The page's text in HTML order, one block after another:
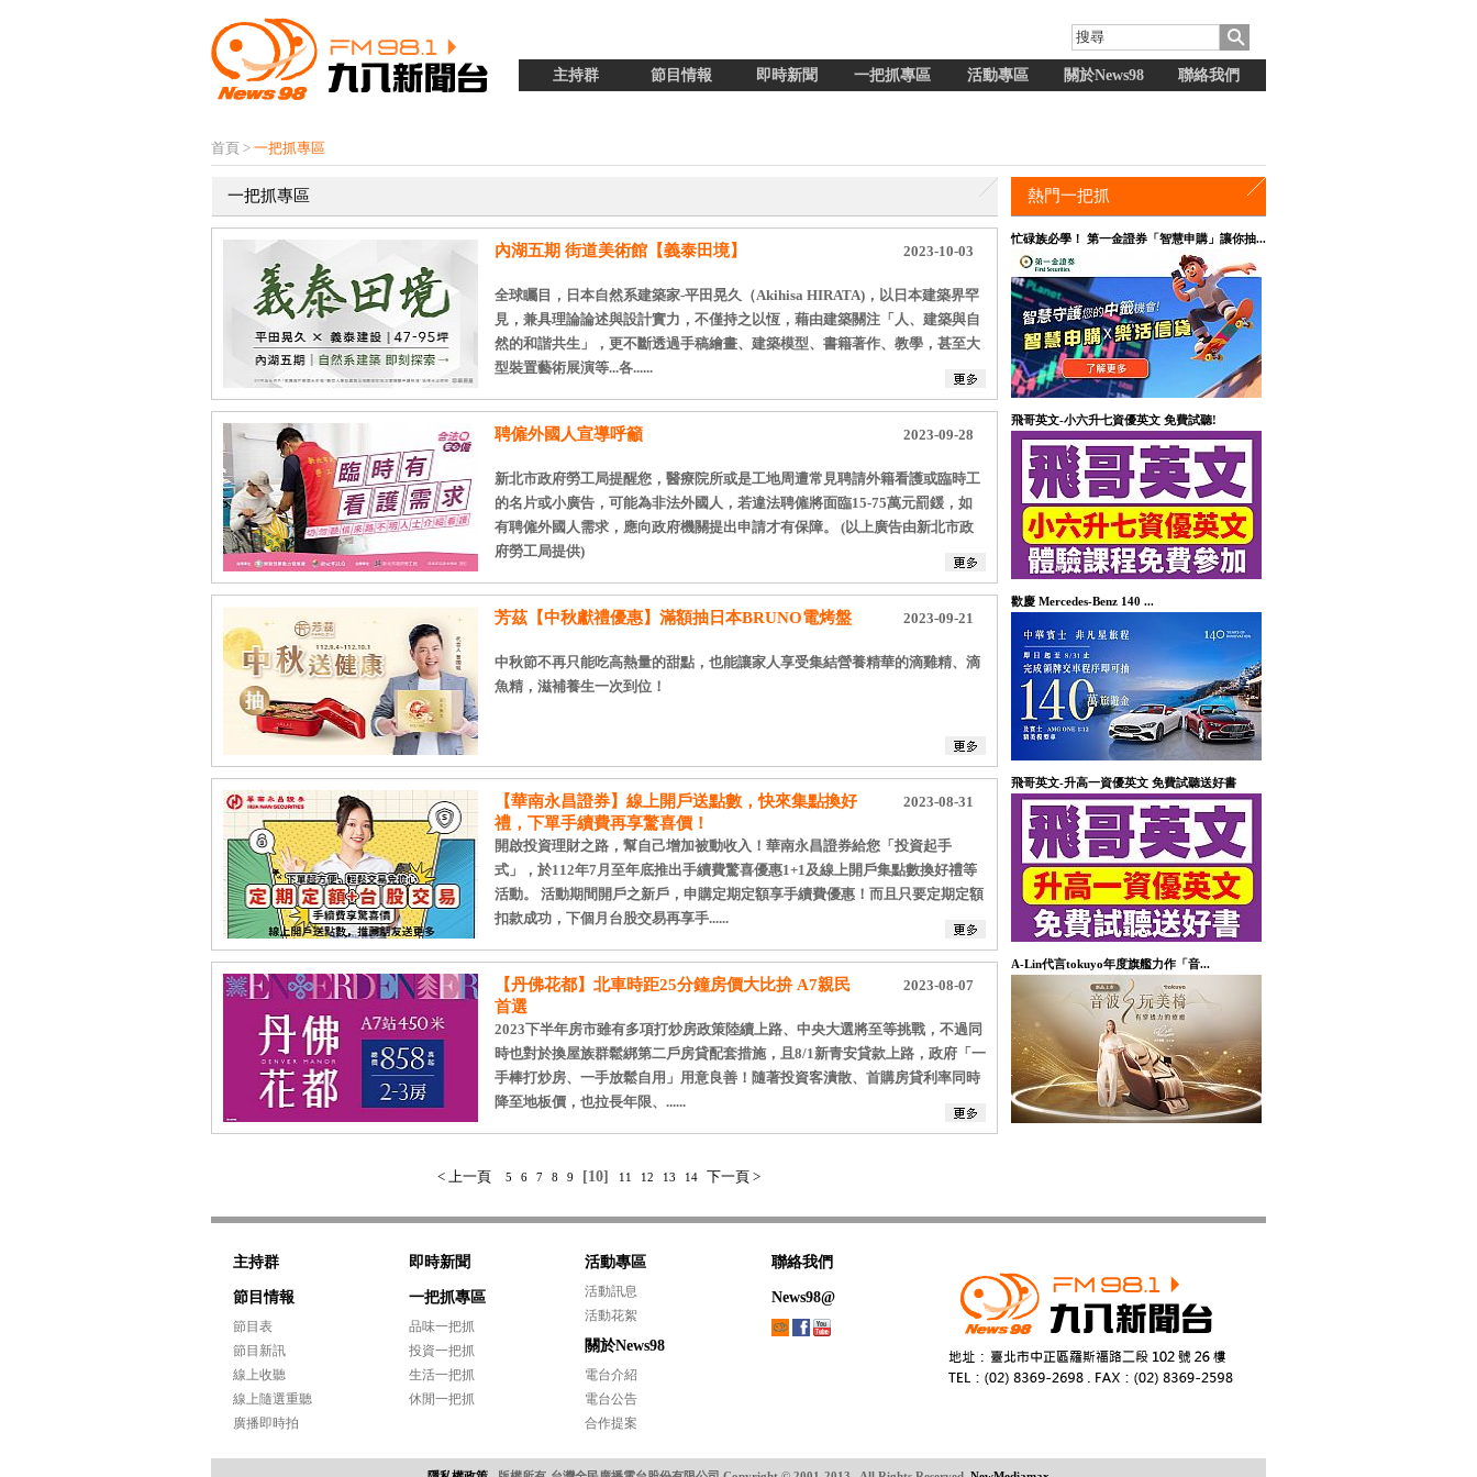
主持群 節目情報 即時新聞 一把抓專區 活動專區 關於News98 聯絡我們
首頁 > 一把抓專區
一把抓專區
內湖五期 街道美術館【義泰田境】 2023-10-03
全球矚目，日本自然系建築家-平田晃久（Akihisa HIRATA)，以日本建築界罕
見，兼具理論論述與設計實力，不僅持之以恆，藉由建築關注「人、建築與自
然的和諧共生」，更不斷透過手稿繪畫、建築模型、書籍著作、教學，甚至大
型裝置藝術展演等...各......
聘僱外國人宣導呼籲 2023-09-28
新北市政府勞工局提醒您，醫療院所或是工地周遭常見聘請外籍看護或臨時工
的名片或小廣告，可能為非法外國人，若違法聘僱將面臨15-75萬元罰鍰，如
有聘僱外國人需求，應向政府機關提出申請才有保障。 (以上廣告由新北市政
府勞工局提供)
芳茲【中秋獻禮優惠】滿額抽日本BRUNO電烤盤 2023-09-21
中秋節不再只能吃高熱量的甜點，也能讓家人享受集結營養精華的滴雞精、滴
魚精，滋補養生一次到位！
【華南永昌證券】線上開戶送點數，快來集點換好
禮，下單手續費再享驚喜價！
2023-08-31
開啟投資理財之路，幫自己增加被動收入！華南永昌證券給您「投資起手
式」，於112年7月至年底推出手續費驚喜優惠1+1及線上開戶集點數換好禮等
活動。 活動期間開戶之新戶，申購定期定額享手續費優惠！而且只要定期定額
扣款成功，下個月台股交易再享手......
【丹佛花都】北車時距25分鐘房價大比拚 A7親民
首選
2023-08-07
2023下半年房市雖有多項打炒房政策陸續上路、中央大選將至等挑戰，不過同
時也對於換屋族群鬆綁第二戶房貸配套措施，且8/1新青安貸款上路，政府「一
手棒打炒房、一手放鬆自用」用意良善！隨著投資客潰散、首購房貸利率同時
降至地板價，也拉長年限、......
< 上一頁 5 6 7 8 9 [10] 11 12 13 14 下一頁 >
熱門一把抓
忙碌族必學！ 第一金證券「智慧申購」讓你抽...
飛哥英文-小六升七資優英文 免費試聽!
歡慶 Mercedes-Benz 140 ...
飛哥英文-升高一資優英文 免費試聽送好書
A-Lin代言tokuyo年度旗艦力作「音...
主持群
節目情報
節目表
節目新訊
線上收聽
線上隨選重聽
廣播即時拍
即時新聞
一把抓專區
品味一把抓
投資一把抓
生活一把抓
休閒一把抓
活動專區
活動訊息
活動花絮
關於News98
電台介紹
電台公告
合作提案
聯絡我們
News98@